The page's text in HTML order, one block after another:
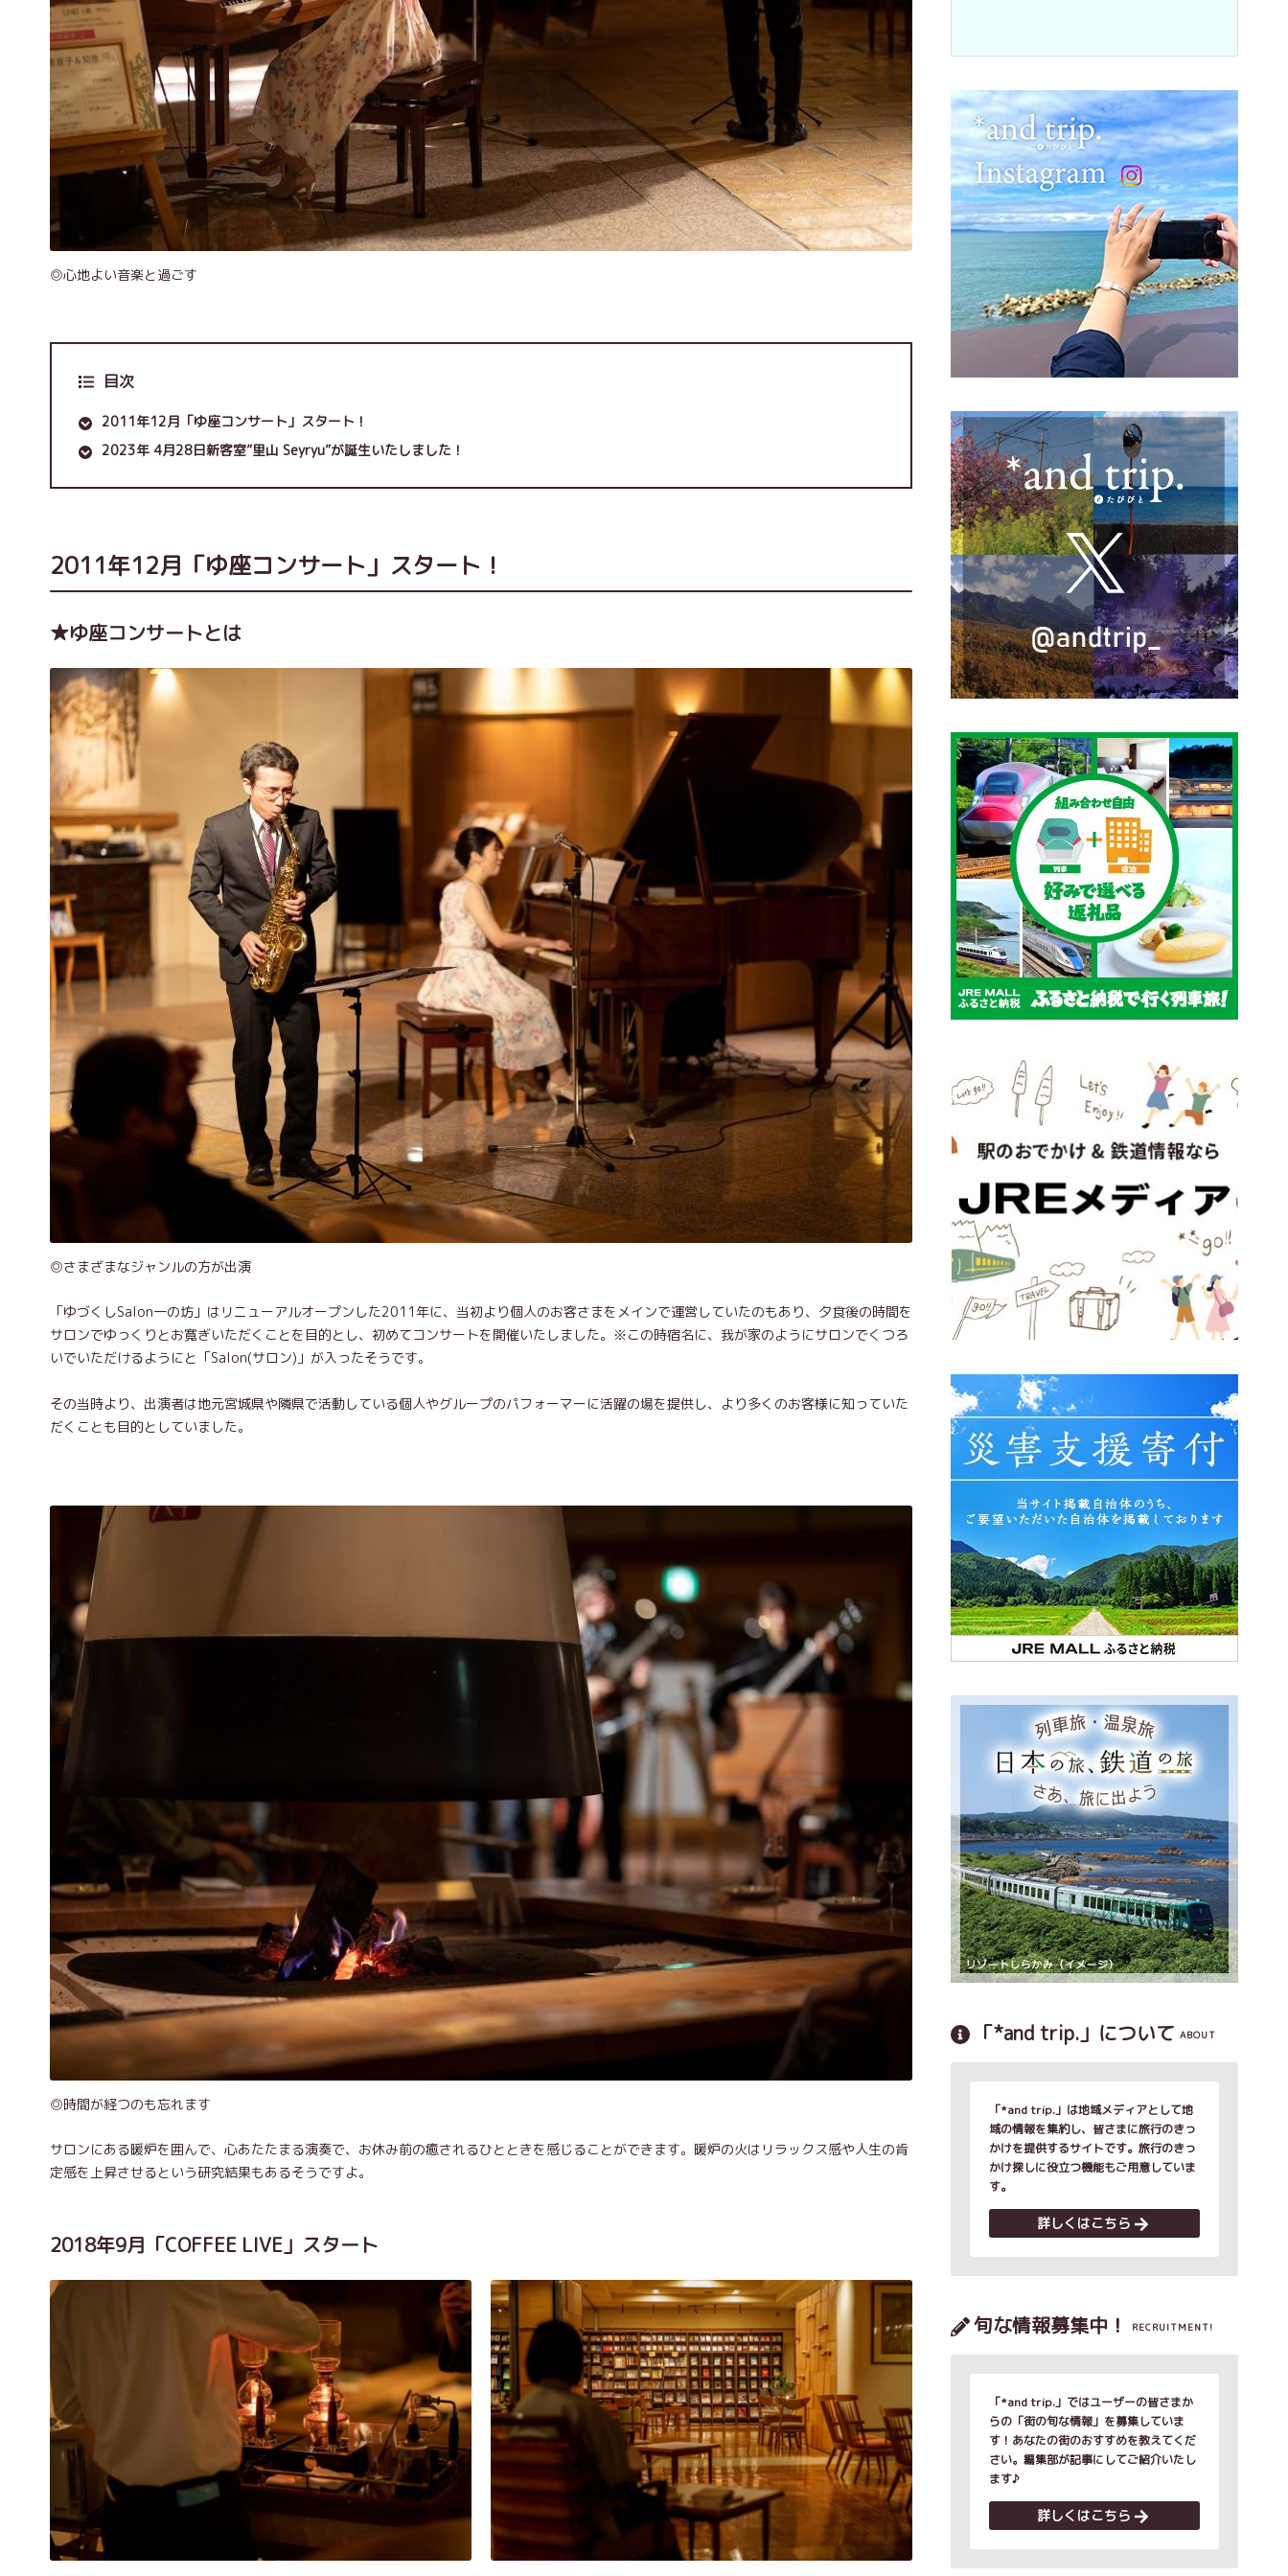
◎心地よい音楽と過ごす
目次
2011年12月「ゆ座コンサート」スタート！
2023年 4月28日新客室”里山 Seyryu”が誕生いたしました！
2011年12月「ゆ座コンサート」スタート！
★ゆ座コンサートとは
◎さまざまなジャンルの方が出演
「ゆづくしSalon一の坊」はリニューアルオープンした2011年に、当初より個人のお客さまをメインで運営していたのもあり、夕食後の時間を
サロンでゆっくりとお寛ぎいただくことを目的とし、初めてコンサートを開催いたしました。※この時宿名に、我が家のようにサロンでくつろ
いでいただけるようにと「Salon(サロン)」が入ったそうです。
その当時より、出演者は地元宮城県や隣県で活動している個人やグループのパフォーマーに活躍の場を提供し、より多くのお客様に知っていた
だくことも目的としていました。
◎時間が経つのも忘れます
サロンにある暖炉を囲んで、心あたたまる演奏で、お休み前の癒されるひとときを感じることができます。暖炉の火はリラックス感や人生の肯
定感を上昇させるという研究結果もあるそうですよ。
2018年9月「COFFEE LIVE」スタート
「*and trip.」について ABOUT
「*and trip.」は地域メディアとして地
域の情報を集約し、皆さまに旅行のきっ
かけを提供するサイトです。旅行のきっ
かけ探しに役立つ機能もご用意していま
す。
詳しくはこちら
旬な情報募集中！ RECRUITMENT!
「*and trip.」ではユーザーの皆さまか
らの「街の旬な情報」を募集していま
す！あなたの街のおすすめを教えてくだ
さい。編集部が記事にしてご紹介いたし
ます♪
詳しくはこちら